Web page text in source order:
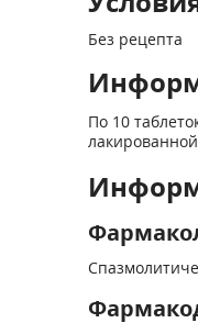
Без рецепта
По 10